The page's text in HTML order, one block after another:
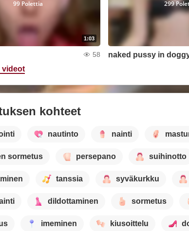
1:03
99 Polettia
58
299
naked pussy in
videot
kohteet
nautinto nainti
sormetus persepano suihinotto
tanssia syväkurkku
dildottaminen sormetus
imeminen kiusoittelu